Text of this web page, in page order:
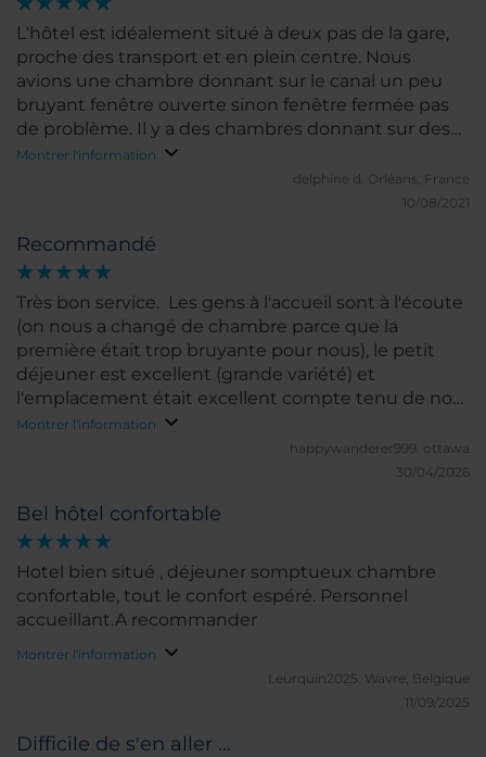
Recommandé
Très bon service. Les gens à l'accueil sont à l'écoute
(on nous a changé de chambre parce que la
première était trop bruyante pour nous), le petit
déjeuner est excellent (grande variété) et
l'emplacement était excellent compte tenu de nos
plans. Les concierges sont pour la plupart très
connaissant pour faire des suggestions de
Montrer l'information
happywanderer999. ottawa
30/04/2026
Bel hôtel confortable
Hotel bien situé , déjeuner somptueux chambre
confortable, tout le confort espéré. Personnel
accueillant.A recommander
Montrer l'information
Leurquin2025. Wavre, Belgique
11/09/2025
Difficile de s'en aller ...
L'hôtel est idéalement situé à deux pas de la gare,
proche des transport et en plein centre. Nous
avions une chambre donnant sur le canal un peu
bruyant fenêtre ouverte sinon fenêtre fermée pas
de problème. Il y a des chambres donnant sur des
cours intérieures pour ceux qui ont peur du bruit.
Le petit déjeuner parfait produits frais et variés.
Propreté rien à redire. Très bon rapport qualité/prix.
Montrer l'information
delphine d. Orléans, France
10/08/2021